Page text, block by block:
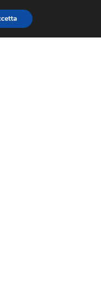
ECONOMIA ITALIANA